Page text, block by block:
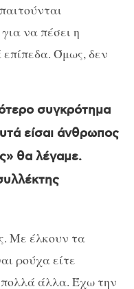
να πέσει η
Όμως, δεν
συγκρότημα
είσαι άνθρωπος
θα λέγαμε.
Με έλκουν τα
ρούχα είτε
πολλά άλλα. Έχω την